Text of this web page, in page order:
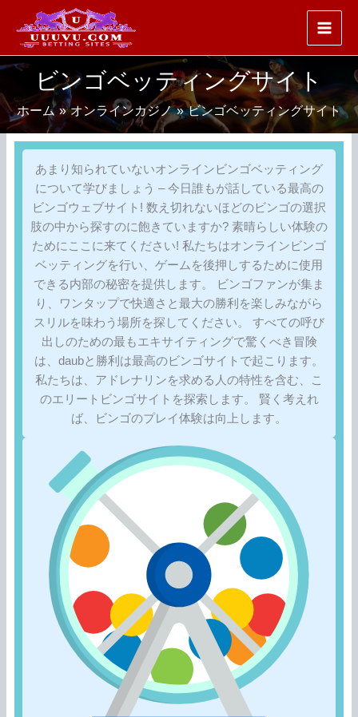
ス
ッ
プ
ビンゴベッティングサイト
ホーム オンラインカジノ ビンゴベッティングサイト
あまり知られていないオンラインビンゴベッティング
について学びましょう – 今日誰もが話している最高の
ビンゴウェブサイト! 数え切れないほどのビンゴの選択
肢の中から探すのに飽きていますか? 素晴らしい体験の
ためにここに来てください! 私たちはオンラインビンゴ
ベッティングを行い、ゲームを後押しするために使用
できる内部の秘密を提供します。 ビンゴファンが集ま
り、ワンタップで快適さと最大の勝利を楽しみながら
スリルを味わう場所を探してください。 すべての呼び
出しのための最もエキサイティングで驚くべき冒険
は、daubと勝利は最高のビンゴサイトで起こります。
私たちは、アドレナリンを求める人の特性を含む、こ
のエリートビンゴサイトを探索します。 賢く考えれ
ば、ビンゴのプレイ体験は向上します。